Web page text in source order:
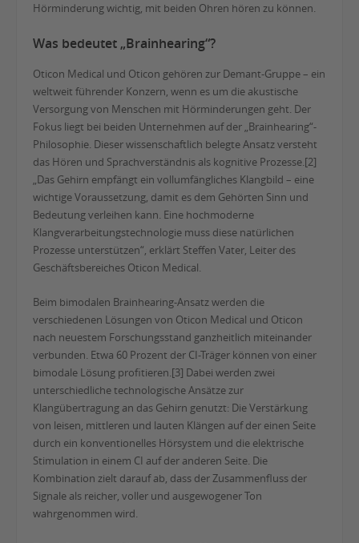
Hörminderung wichtig, mit beiden Ohren hören zu können.
Was bedeutet „Brainhearing“?
Oticon Medical und Oticon gehören zur Demant-Gruppe – ein
weltweit führender Konzern, wenn es um die akustische
Versorgung von Menschen mit Hörminderungen geht. Der
Fokus liegt bei beiden Unternehmen auf der „Brainhearing“-
Philosophie. Dieser wissenschaftlich belegte Ansatz versteht
das Hören und Sprachverständnis als kognitive Prozesse.[2]
„Das Gehirn empfängt ein vollumfängliches Klangbild – eine
wichtige Voraussetzung, damit es dem Gehörten Sinn und
Bedeutung verleihen kann. Eine hochmoderne
Klangverarbeitungstechnologie muss diese natürlichen
Prozesse unterstützen“, erklärt Steffen Vater, Leiter des
Geschäftsbereiches Oticon Medical.
Beim bimodalen Brainhearing-Ansatz werden die
verschiedenen Lösungen von Oticon Medical und Oticon
nach neuestem Forschungsstand ganzheitlich miteinander
verbunden. Etwa 60 Prozent der CI-Träger können von einer
bimodale Lösung profitieren.[3] Dabei werden zwei
unterschiedliche technologische Ansätze zur
Klangübertragung an das Gehirn genutzt: Die Verstärkung
von leisen, mittleren und lauten Klängen auf der einen Seite
durch ein konventionelles Hörsystem und die elektrische
Stimulation in einem CI auf der anderen Seite. Die
Kombination zielt darauf ab, dass der Zusammenfluss der
Signale als reicher, voller und ausgewogener Ton
wahrgenommen wird.